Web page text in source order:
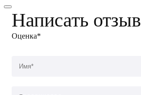
Написать отзыв
Оценка*